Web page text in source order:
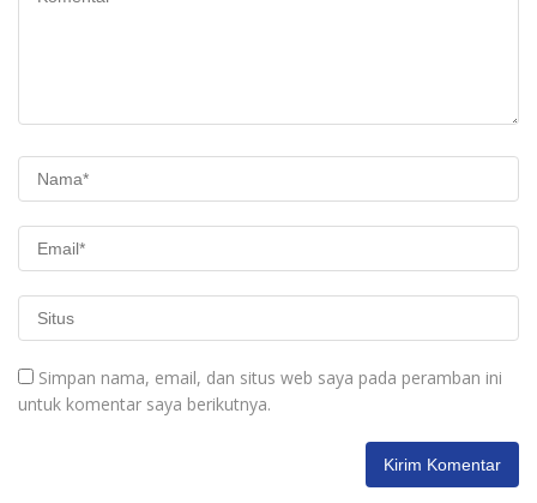
Simpan nama, email, dan situs web saya pada peramban ini
untuk komentar saya berikutnya.